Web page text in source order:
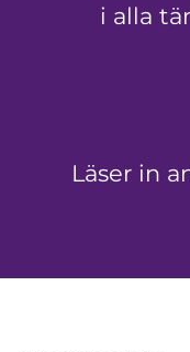
i alla
Läser in